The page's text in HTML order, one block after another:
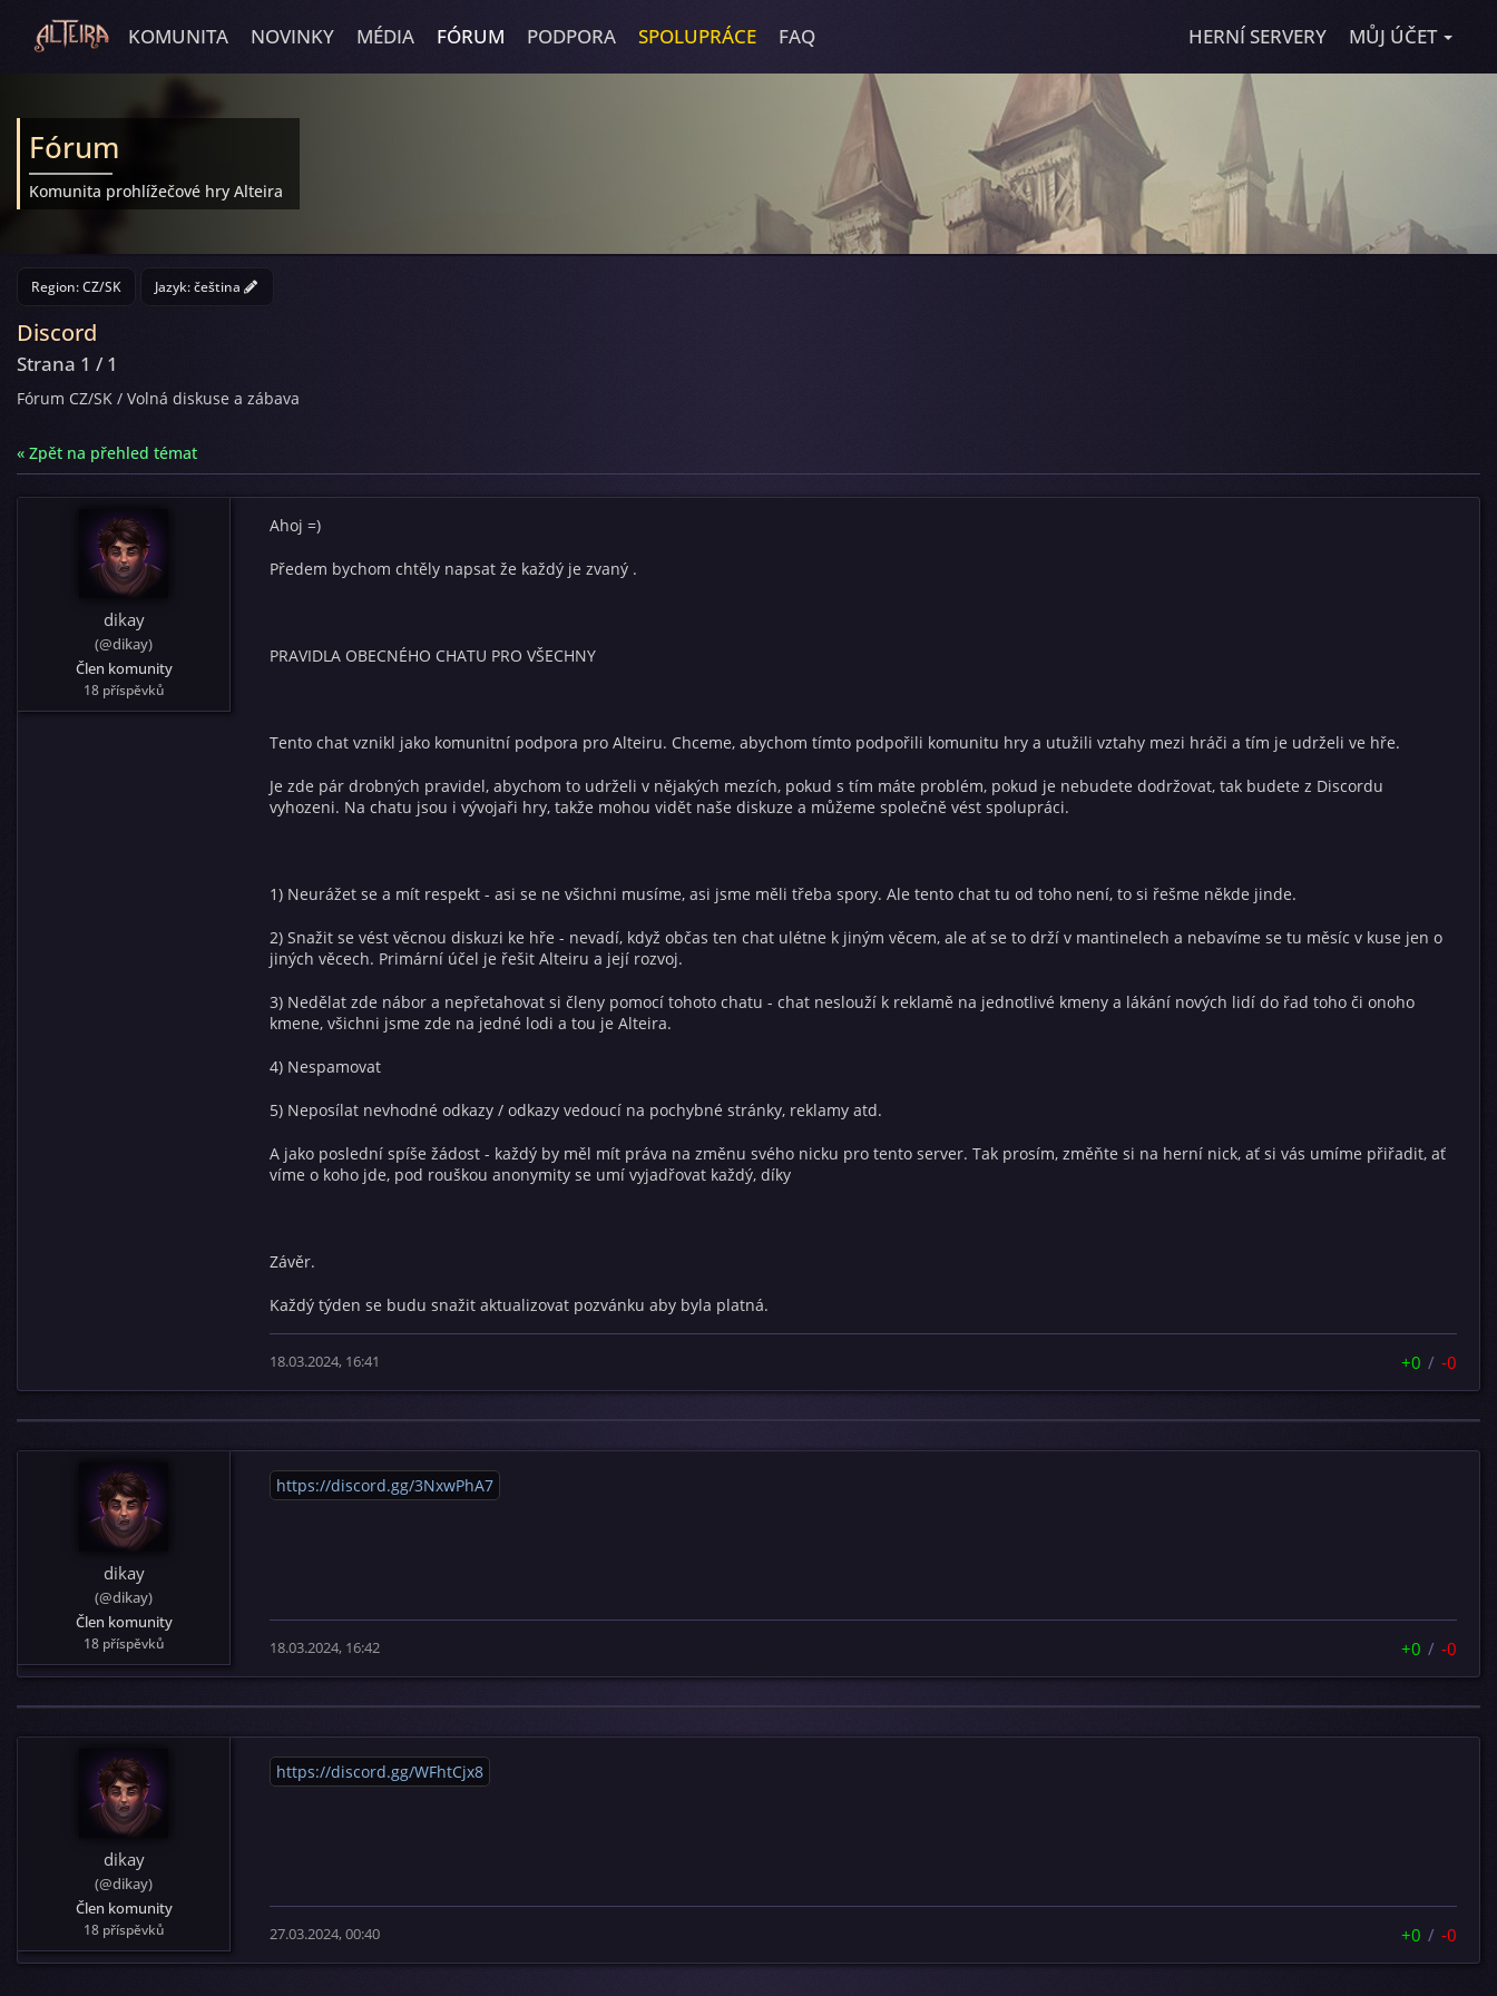
KOMUNITA NOVINKY MÉDIA FÓRUM PODPORA SPOLUPRÁCE FAQ HERNÍ SERVERY MŮJ ÚČET
Fórum
Komunita prohlížečové hry Alteira
Region: CZ/SK Jazyk:čeština
Discord
Strana 1 / 1
Fórum CZ/SK / Volná diskuse a zábava
« Zpět na přehled témat
dikay
(@dikay)
Člen komunity
18 příspěvků
Ahoj =)
Předem bychom chtěly napsat že každý je zvaný .
PRAVIDLA OBECNÉHO CHATU PRO VŠECHNY
Tento chat vznikl jako komunitní podpora pro Alteiru. Chceme, abychom tímto podpořili komunitu hry a utužili vztahy mezi hráči a tím je udrželi ve hře.
Je zde pár drobných pravidel, abychom to udrželi v nějakých mezích, pokud s tím máte problém, pokud je nebudete dodržovat, tak budete z Discordu
vyhozeni. Na chatu jsou i vývojaři hry, takže mohou vidět naše diskuze a můžeme společně vést spolupráci.
1) Neurážet se a mít respekt - asi se ne všichni musíme, asi jsme měli třeba spory. Ale tento chat tu od toho není, to si řešme někde jinde.
2) Snažit se vést věcnou diskuzi ke hře - nevadí, když občas ten chat ulétne k jiným věcem, ale ať se to drží v mantinelech a nebavíme se tu měsíc v kuse jen o
jiných věcech. Primární účel je řešit Alteiru a její rozvoj.
3) Nedělat zde nábor a nepřetahovat si členy pomocí tohoto chatu - chat neslouží k reklamě na jednotlivé kmeny a lákání nových lidí do řad toho či onoho
kmene, všichni jsme zde na jedné lodi a tou je Alteira.
4) Nespamovat
5) Neposílat nevhodné odkazy / odkazy vedoucí na pochybné stránky, reklamy atd.
A jako poslední spíše žádost - každý by měl mít práva na změnu svého nicku pro tento server. Tak prosím, změňte si na herní nick, ať si vás umíme přiřadit, ať
víme o koho jde, pod rouškou anonymity se umí vyjadřovat každý, díky
Závěr.
Každý týden se budu snažit aktualizovat pozvánku aby byla platná.
18.03.2024, 16:41 +0 / -0
dikay
(@dikay)
Člen komunity
18 příspěvků
https://discord.gg/3NxwPhA7
18.03.2024, 16:42 +0 / -0
dikay
(@dikay)
Člen komunity
18 příspěvků
https://discord.gg/WFhtCjx8
27.03.2024, 00:40 +0 / -0